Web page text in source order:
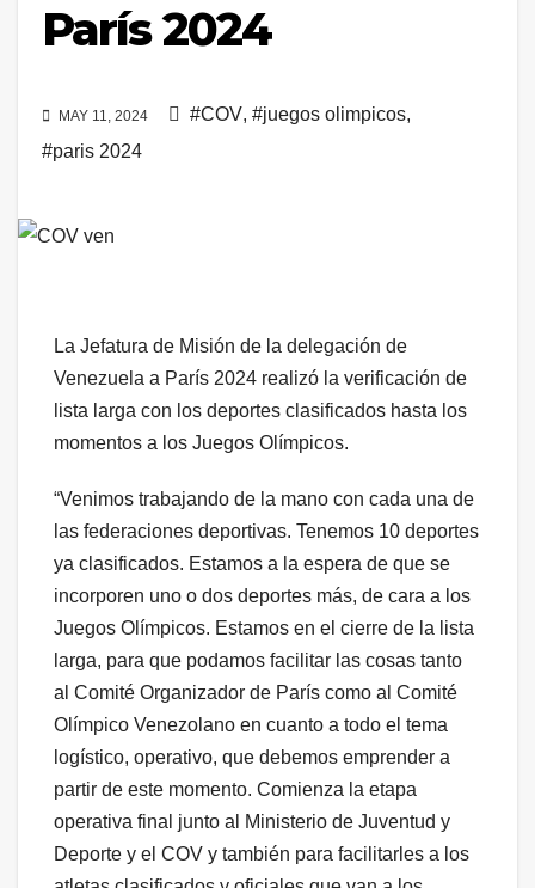
París 2024
MAY 11, 2024 #COV, #juegos olimpicos,
#paris 2024
La Jefatura de Misión de la delegación de
Venezuela a París 2024 realizó la verificación de
lista larga con los deportes clasificados hasta los
momentos a los Juegos Olímpicos.
“Venimos trabajando de la mano con cada una de
las federaciones deportivas. Tenemos 10 deportes
ya clasificados. Estamos a la espera de que se
incorporen uno o dos deportes más, de cara a los
Juegos Olímpicos. Estamos en el cierre de la lista
larga, para que podamos facilitar las cosas tanto
al Comité Organizador de París como al Comité
Olímpico Venezolano en cuanto a todo el tema
logístico, operativo, que debemos emprender a
partir de este momento. Comienza la etapa
operativa final junto al Ministerio de Juventud y
Deporte y el COV y también para facilitarles a los